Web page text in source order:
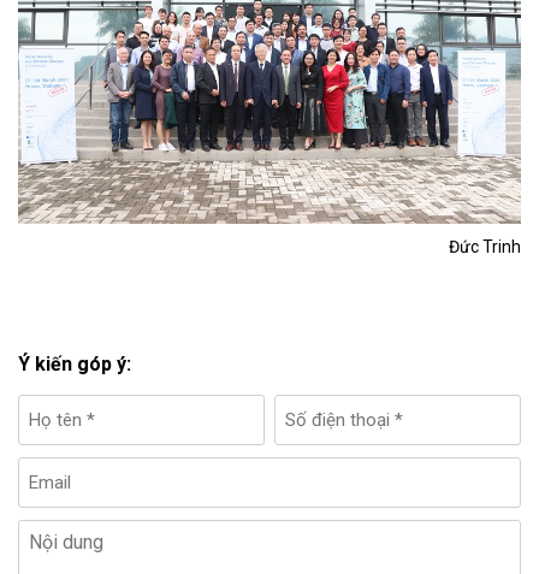
Đức Trinh
Ý kiến góp ý: